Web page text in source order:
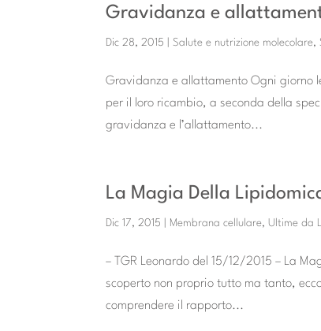
Gravidanza e
Dic 28, 2015 Salute e nutrizione molecolare,
Gravidanza e allattamento Ogni giorno
per il loro ricambio, a seconda della
gravidanza e l’allattamento...
La Magia Della
Dic 17, 2015 Membrana cellulare,Ultime da
– TGR Leonardo del 15/12/2015 – La
scoperto non proprio tutto ma tanto,
comprendere il rapporto...